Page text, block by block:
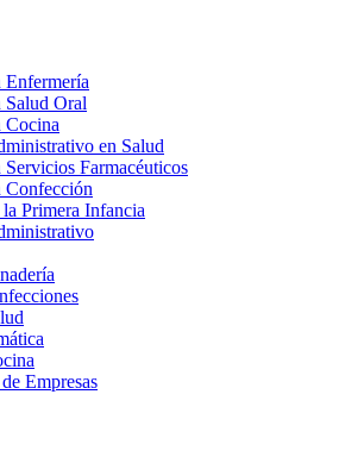
Oral
en Salud
Farmacéuticos
Primera Infancia
Empresas